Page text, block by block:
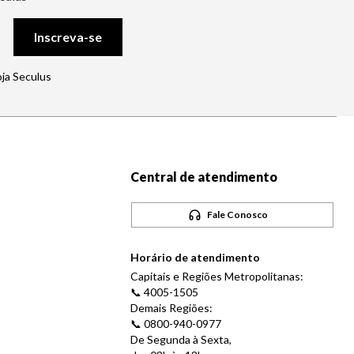
Inscreva-se
Seculus
Central de atendimento
Fale Conosco
Horário de atendimento
Capitais e Regiões Metropolitanas:
📞 4005-1505
Demais Regiões:
📞 0800-940-0977
De Segunda à Sexta,